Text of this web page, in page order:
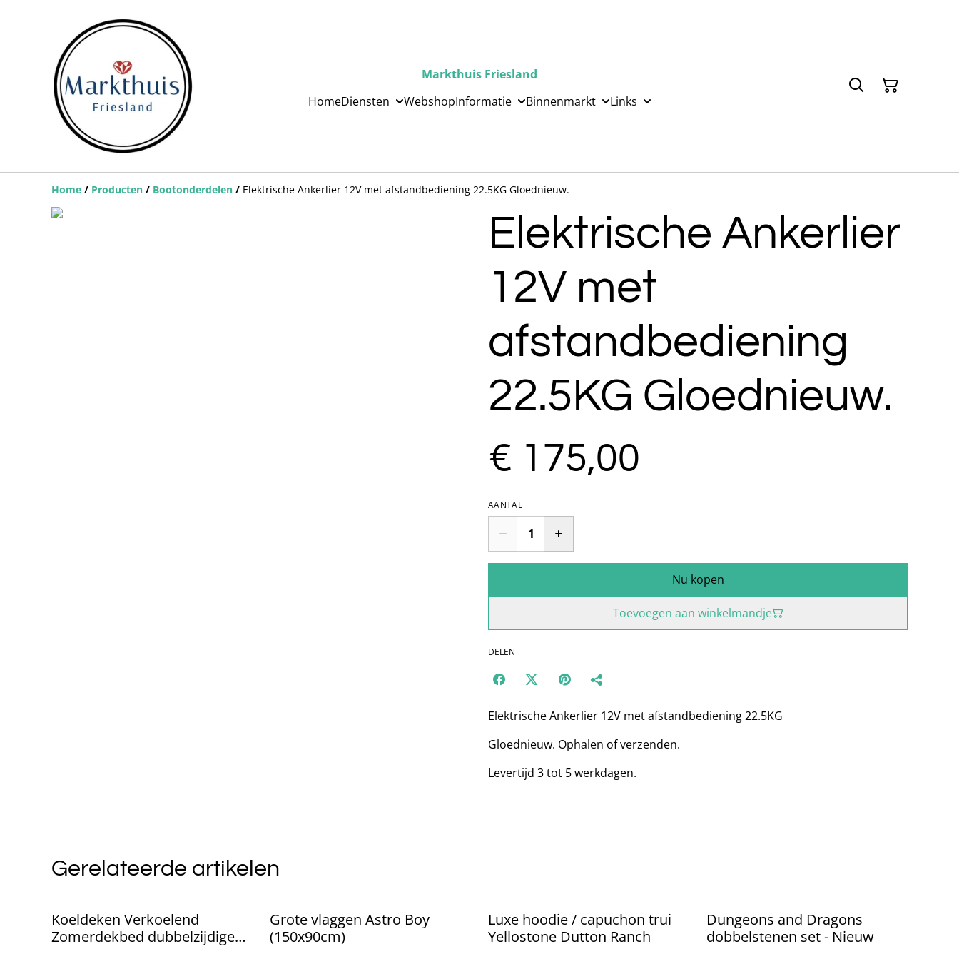
Markthuis Friesland
HomeDiensten WebshopInformatie Binnenmarkt Links
Home / Producten / Bootonderdelen / Elektrische Ankerlier 12V met afstandbediening 22.5KG Gloednieuw.
Elektrische Ankerlier
12V met
afstandbediening
22.5KG Gloednieuw.
€ 175,00
AANTAL
Nu kopen
Toevoegen aan winkelmandje
DELEN
Elektrische Ankerlier 12V met afstandbediening 22.5KG
Gloednieuw. Ophalen of verzenden.
Levertijd 3 tot 5 werkdagen.
Gerelateerde artikelen
Koeldeken Verkoelend
Zomerdekbed dubbelzijdige
Grote vlaggen Astro Boy
(150x90cm)
Luxe hoodie / capuchon trui
Yellostone Dutton Ranch
Dungeons and Dragons
dobbelstenen set - Nieuw